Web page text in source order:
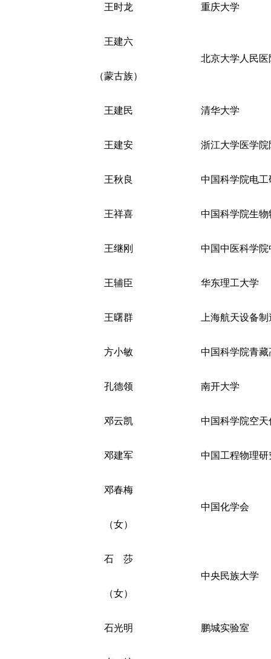
王时龙 重庆大学
王建六
（蒙古族）
北京大学人民医
王建民 清华大学
王建安 浙江大学医学
王秋良 中国科学院电工
王祥喜 中国科学院生
王继刚 中国中医科学
王辅臣 华东理工大学
王曙群 上海航天设备
方小敏 中国科学院青
孔德领 南开大学
邓云凯 中国科学院空
邓建军 中国工程物理
邓春梅
（女）
中国化学会
石 莎
（女）
中央民族大学
石光明 鹏城实验室